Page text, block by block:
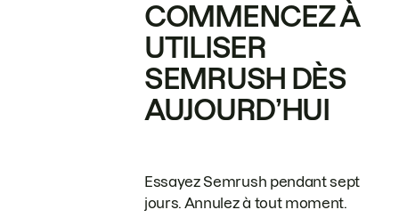
COMMENCEZ À
UTILISER
SEMRUSH DÈS
AUJOURD’HUI
Essayez Semrush pendant sept
jours. Annulez à tout moment.